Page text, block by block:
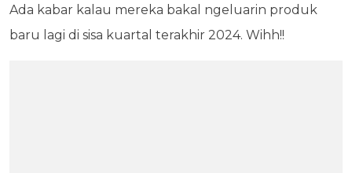
Ada kabar kalau mereka bakal ngeluarin produk
baru lagi di sisa kuartal terakhir 2024. Wihh!!